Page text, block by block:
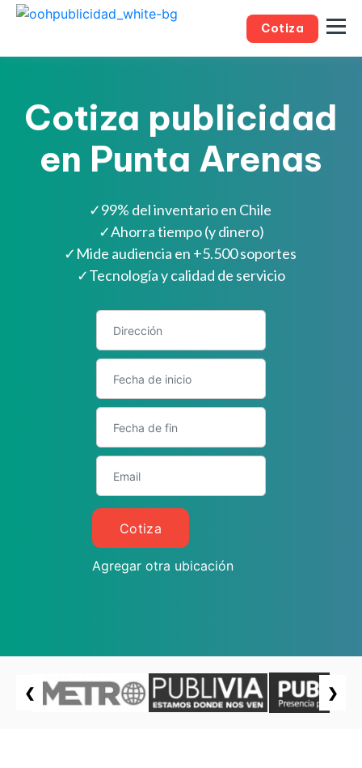
Cotiza
Cotiza publicidad
en Punta Arenas
✓99% del inventario en Chile
✓Ahorra tiempo (y dinero)
✓ Mide audiencia en +5.500 soportes
✓Tecnología y calidad de servicio
Cotiza
Agregar otra ubicación
❮ ❯